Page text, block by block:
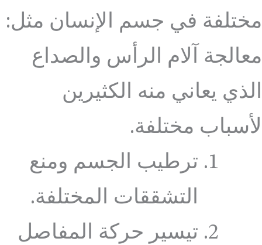
مختلفة في جسم الإنسان مثل:
معالجة آلام الرأس والصداع
الذي يعاني منه الكثيرين
لأسباب مختلفة.
ترطيب الجسم ومنع
التشققات المختلفة.
تيسير حركة المفاصل